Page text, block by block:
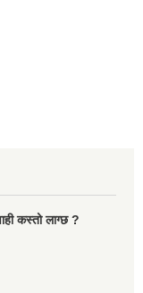
कस्तो लाग्छ ?